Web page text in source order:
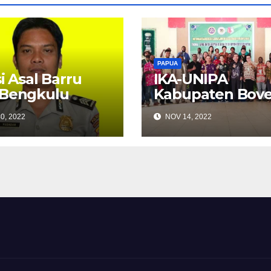
Asal Barru
Ditembak
KKB di
Papua
2022
PAPUA
IKA-UNIPA
Kabupaten
Digoel
NOV 14, 2022